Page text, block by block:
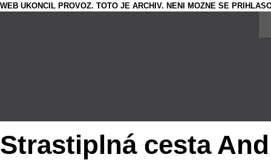
WEB UKONCIL PROVOZ. TOTO JE ARCHIV. NENI MOZNE SE
Strastiplná cesta